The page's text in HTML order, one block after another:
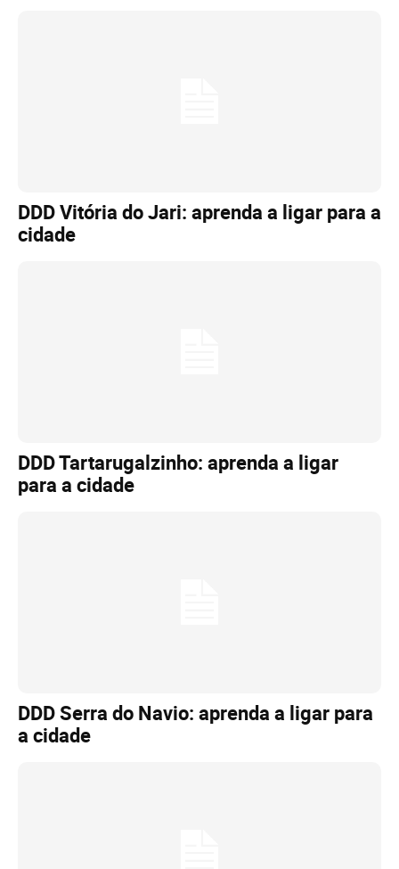
DDD Vitória do Jari: aprenda a ligar para a
cidade
DDD Tartarugalzinho: aprenda a ligar
para a cidade
DDD Serra do Navio: aprenda a ligar para
a cidade